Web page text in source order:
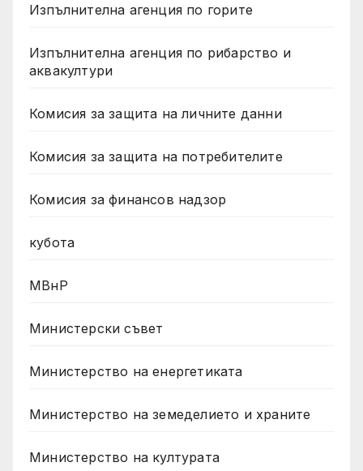
Изпълнителна агенция по горите
Изпълнителна агенция по рибарство и
аквакултури
Комисия за защита на личните данни
Комисия за защита на потребителите
Комисия за финансов надзор
кубота
МВнР
Министерски съвет
Министерство на енергетиката
Министерство на земеделието и храните
Министерство на културата